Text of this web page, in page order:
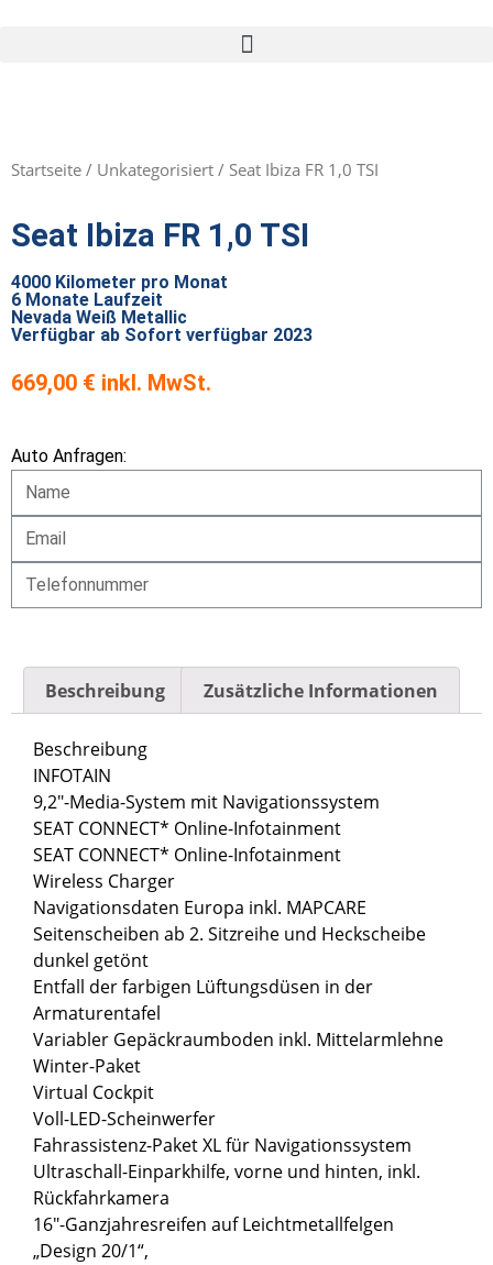
Startseite / Unkategorisiert / Seat Ibiza FR 1,0 TSI
Seat Ibiza FR 1,0 TSI
4000 Kilometer pro Monat
6 Monate Laufzeit
Nevada Weiß Metallic
Verfügbar ab Sofort verfügbar 2023
669,00 €
Auto Anfragen:
Beschreibung Zusätzliche Informationen
Beschreibung
INFOTAIN
9,2″-Media-System mit Navigationssystem
SEAT CONNECT* Online-Infotainment
SEAT CONNECT* Online-Infotainment
Wireless Charger
Navigationsdaten Europa inkl. MAPCARE
Seitenscheiben ab 2. Sitzreihe und Heckscheibe
dunkel getönt
Entfall der farbigen Lüftungsdüsen in der
Armaturentafel
Variabler Gepäckraumboden inkl. Mittelarmlehne
Winter-Paket
Virtual Cockpit
Voll-LED-Scheinwerfer
Fahrassistenz-Paket XL für Navigationssystem
Ultraschall-Einparkhilfe, vorne und hinten, inkl.
Rückfahrkamera
16″-Ganzjahresreifen auf Leichtmetallfelgen
„Design 20/1“,